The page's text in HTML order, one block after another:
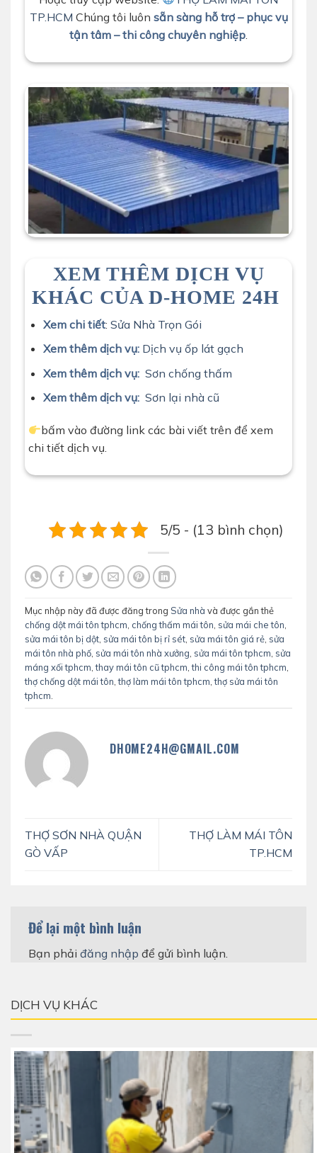
TP.HCM Chúng tôi luôn sẵn sàng hỗ trợ – phục vụ
tận tâm – thi công chuyên nghiệp
XEM THÊM DỊCH VỤ
KHÁC CỦA D-HOME 24H
Xem chi tiết: Sửa Nhà Trọn Gói
Xem thêm dịch vụ: Dịch vụ ốp lát gạch
Xem thêm dịch vụ: Sơn chống thấm
Xem thêm dịch vụ: Sơn lại nhà cũ
bấm vào đường link các bài viết trên để xem
chi tiết dịch vụ.
5/5 - (13 bình chọn)
Mục nhập này đã được đăng trong Sửa nhà và được gắn thẻ
chống dột mái tôn tphcm chống thấm mái tôn sửa mái che tôn
sửa mái tôn bị dột sửa mái tôn bị rỉ sét sửa mái tôn giá rẻ sửa
mái tôn nhà phố sửa mái tôn nhà xưởng sửa mái tôn tphcm sửa
máng xối tphcm ,thay mái tôn cũ tphcm ,thi công mái tôn tphcm
thợ chống dột mái tôn ,thợ làm mái tôn tphcm ,thợ sửa mái tôn
tphcm
DHOME24H@GMAIL.COM
THỢ SƠN NHÀ QUẬN
GÒ VẤP
THỢ LÀM MÁI TÔN
TP.HCM
Để lại một bình luận
Bạn phải đăng nhập để gửi bình luận.
DỊCH VỤ KHÁC